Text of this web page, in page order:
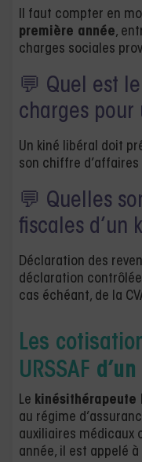
Il faut compter en
première année,
charges sociales
💬 Quel est
charges
Un kiné libéral doit
son chiffre d’affaires
💬 Quelles
fiscales d’un
Déclaration des
déclaration contrôlée
cas échéant, de la
Les
URSSAF
Le kinésithérapeute
au régime
auxiliaires médicaux
année, il est appelé à